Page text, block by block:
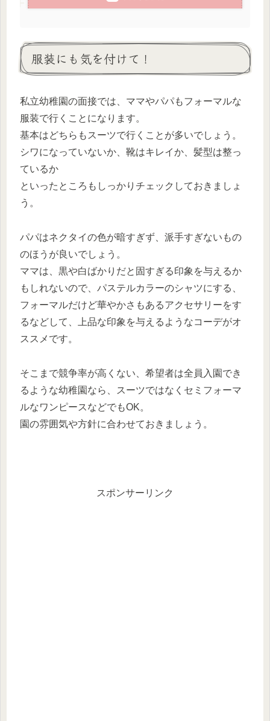
服装にも気を付けて！
私立幼稚園の面接では、ママやパパもフォーマルな
服装で行くことになります。
基本はどちらもスーツで行くことが多いでしょう。
シワになっていないか、靴はキレイか、髪型は整っ
ているか
といったところもしっかりチェックしておきましょ
う。
パパはネクタイの色が暗すぎず、派手すぎないもの
のほうが良いでしょう。
ママは、黒や白ばかりだと固すぎる印象を与えるか
もしれないので、パステルカラーのシャツにする、
フォーマルだけど華やかさもあるアクセサリーをす
るなどして、上品な印象を与えるようなコーデがオ
ススメです。
そこまで競争率が高くない、希望者は全員入園でき
るような幼稚園なら、スーツではなくセミフォーマ
ルなワンピースなどでもOK。
園の雰囲気や方針に合わせておきましょう。
スポンサーリンク